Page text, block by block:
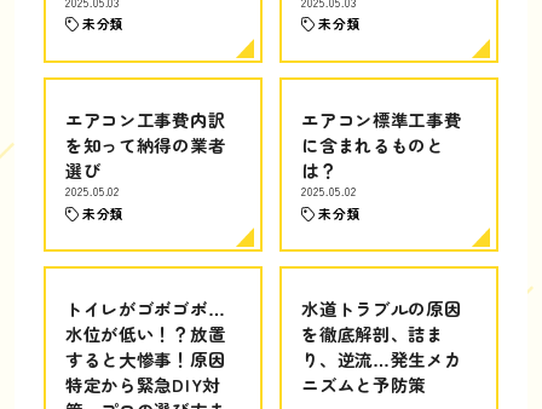
未分類 未分類
エアコン工事費内訳
を知って納得の業者
選び
2025.05.02
未分類
エアコン標準工事費
に含まれるものと
は？
2025.05.02
未分類
トイレがゴボゴボ…
水位が低い！？放置
すると大惨事！原因
特定から緊急DIY対
水道トラブルの原因
を徹底解剖、詰ま
り、逆流…発生メカ
ニズムと予防策